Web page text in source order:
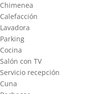
Chimenea
Calefacción
Lavadora
Parking
Cocina
Salón con TV
Servicio recepción
Cuna